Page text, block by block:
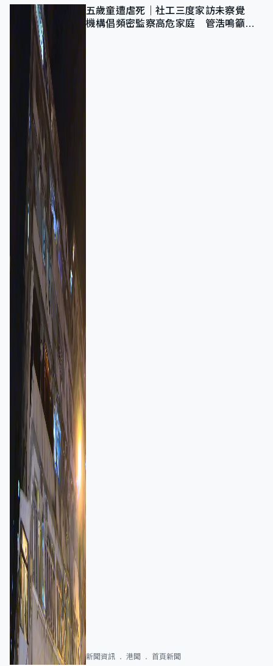
五歲童遭虐死｜社工三度家訪未察覺
機構倡頻密監察高危家庭 管浩鳴籲加
新聞資訊 港聞 首頁新聞